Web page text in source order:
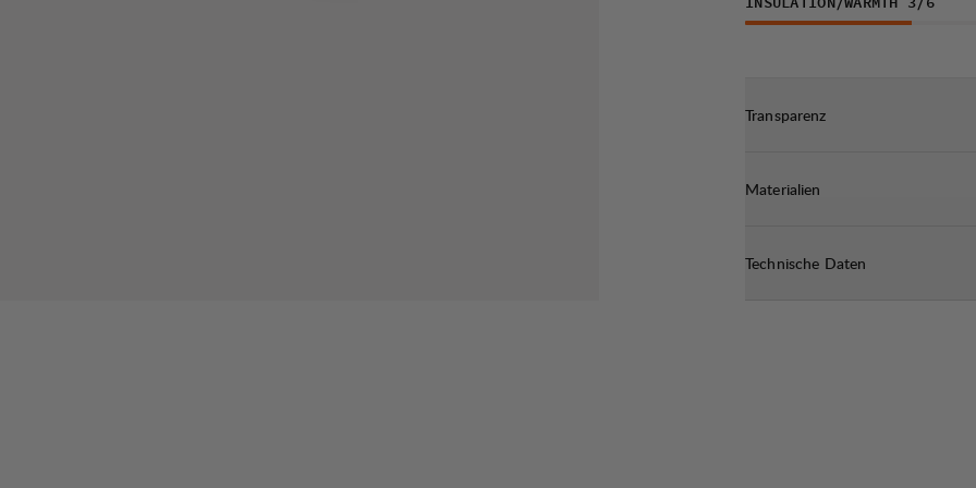
INSULATION/WARMTH 3/6
Transparenz
Materialien
Technische Daten